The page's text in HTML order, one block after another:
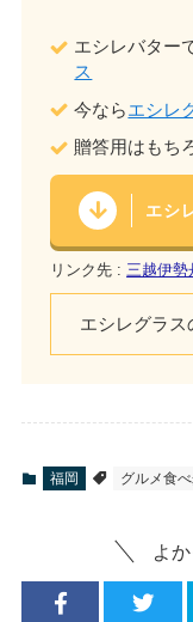
エシレバター
ス
今ならエシレ
贈答用はもち
エシ
リンク先 : 三越伊勢
エシレグラス
福岡 グルメ食
よ